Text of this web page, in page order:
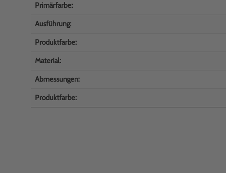
Primärfarbe:
Ausführung:
Produktfarbe:
Material:
Abmessungen:
Produktfarbe: